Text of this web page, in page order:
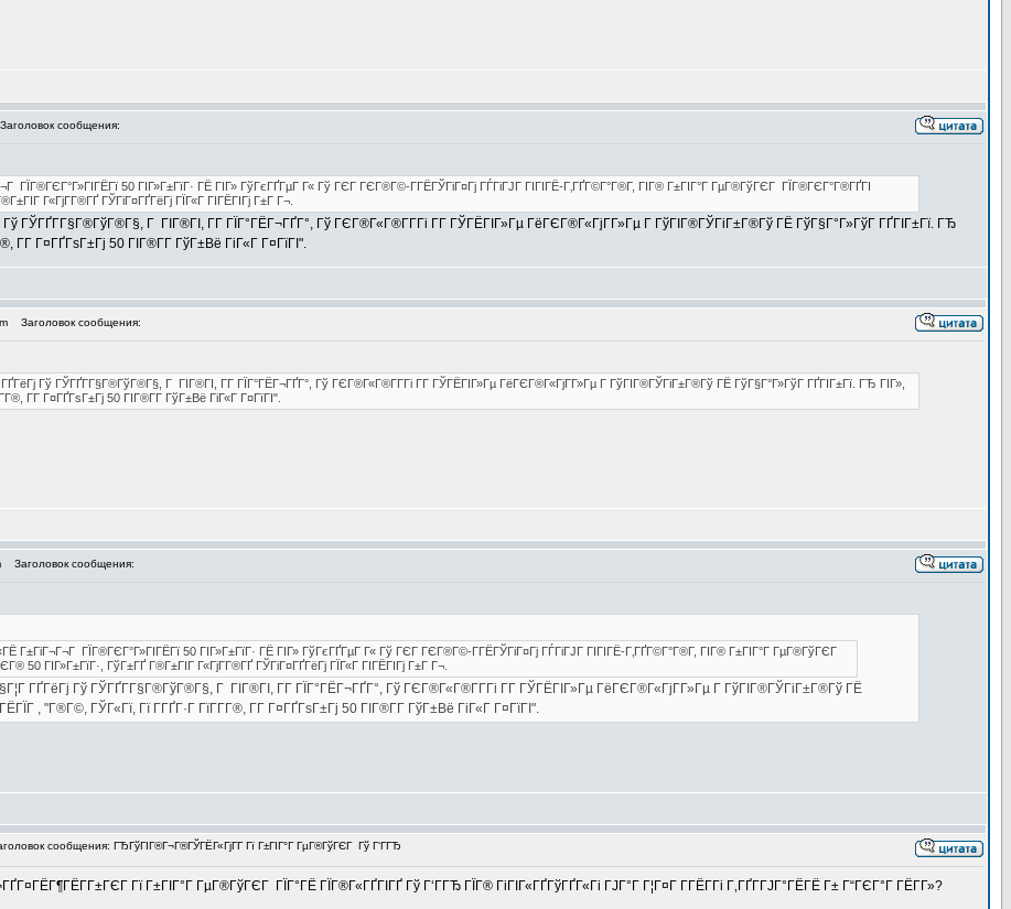
сообщения:
ГЇГ®ГЄГ°Г»ГІГЁГї 50 ГІГ»Г±ГїГ· ГЁ ГІГ» ГўГєГҐГµГ Г« Гў ГЄГ ГЄГ®Г©-Г­ГЁГЎГіГ¤Гј ГЃГіГЈГ ГІГІГЁ-Г‚ГҐГ©Г°Г®Г­, ГІГ® Г±ГІГ°Г ГµГ®ГўГЄГ ГЇГ®ГЄГ°Г®ГҐГІ
Г«ГјГ­Г®ГҐ ГЎГіГ¤ГҐГёГј ГЇГ«Г ГІГЁГІГј Г±Г Г¬.
ГЎГҐГ­Г§Г®ГўГ®Г§, Г ГІГ®ГІ, Г­Г ГЇГ°ГЁГ¬ГҐГ°, Гў ГЄГ®Г«Г®Г­Г­Гі Г­Г ГЎГЁГІГ»Гµ ГёГЄГ®Г«ГјГ­Г»Гµ Г ГўГІГ®ГЎГіГ±Г®Гў ГЁ ГўГ§Г°Г»ГўГ ГҐГІГ±Гї. ГЂ
Г­Г Г¤ГҐГѕГ±Гј 50 ГІГ®Г­Г­ ГўГ±Вё ГіГ«Г Г¤ГїГІ".
Заголовок сообщения:
Гў ГЎГҐГ­Г§Г®ГўГ®Г§, Г ГІГ®ГІ, Г­Г ГЇГ°ГЁГ¬ГҐГ°, Гў ГЄГ®Г«Г®Г­Г­Гі Г­Г ГЎГЁГІГ»Гµ ГёГЄГ®Г«ГјГ­Г»Гµ Г ГўГІГ®ГЎГіГ±Г®Гў ГЁ ГўГ§Г°Г»ГўГ ГҐГІГ±Гї. ГЂ ГІГ»,
Г­Г Г¤ГҐГѕГ±Гј 50 ГІГ®Г­Г­ ГўГ±Вё ГіГ«Г Г¤ГїГІ".
Заголовок сообщения:
Г±ГіГ¬Г¬Г ГЇГ®ГЄГ°Г»ГІГЁГї 50 ГІГ»Г±ГїГ· ГЁ ГІГ» ГўГєГҐГµГ Г« Гў ГЄГ ГЄГ®Г©-Г­ГЁГЎГіГ¤Гј ГЃГіГЈГ ГІГІГЁ-Г‚ГҐГ©Г°Г®Г­, ГІГ® Г±ГІГ°Г ГµГ®ГўГЄГ
50 ГІГ»Г±ГїГ·, ГўГ±ГҐ Г®Г±ГІГ Г«ГјГ­Г®ГҐ ГЎГіГ¤ГҐГёГј ГЇГ«Г ГІГЁГІГј Г±Г Г¬.
ГҐГёГј Гў ГЎГҐГ­Г§Г®ГўГ®Г§, Г ГІГ®ГІ, Г­Г ГЇГ°ГЁГ¬ГҐГ°, Гў ГЄГ®Г«Г®Г­Г­Гі Г­Г ГЎГЁГІГ»Гµ ГёГЄГ®Г«ГјГ­Г»Гµ Г ГўГІГ®ГЎГіГ±Г®Гў ГЁ
, "Г®Г©, ГЎГ«Гї, Гї Г­ГҐГ·Г ГїГ­Г­Г®, Г­Г Г¤ГҐГѕГ±Гј 50 ГІГ®Г­Г­ ГўГ±Вё ГіГ«Г Г¤ГїГІ".
сообщения: ГЂГўГІГ®Г¬Г®ГЎГЁГ«ГјГ­Г Гї Г±ГІГ°Г ГµГ®ГўГЄГ Гў Г‘ГГЂ
Гї Г±ГІГ°Г ГµГ®ГўГЄГ ГЇГ°ГЁ ГЇГ®Г«ГҐГІГҐ Гў Г‘ГГЂ ГЇГ® ГіГІГ«ГҐГўГҐГ«Гі ГЈГ°Г Г¦Г¤Г Г­ГЁГ­Гі Г‚ГҐГ­ГЈГ°ГЁГЁ Г± Г“ГЄГ°Г ГЁГ­Г»?